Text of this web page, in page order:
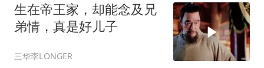
生在帝王家，却能念及兄
弟情，真是好儿子
三华李LONGER